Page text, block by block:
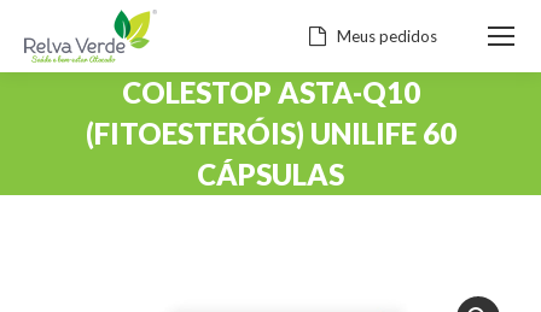
Meus pedidos
COLESTOP ASTA-Q10
(FITOESTERÓIS) UNILIFE 60
CÁPSULAS